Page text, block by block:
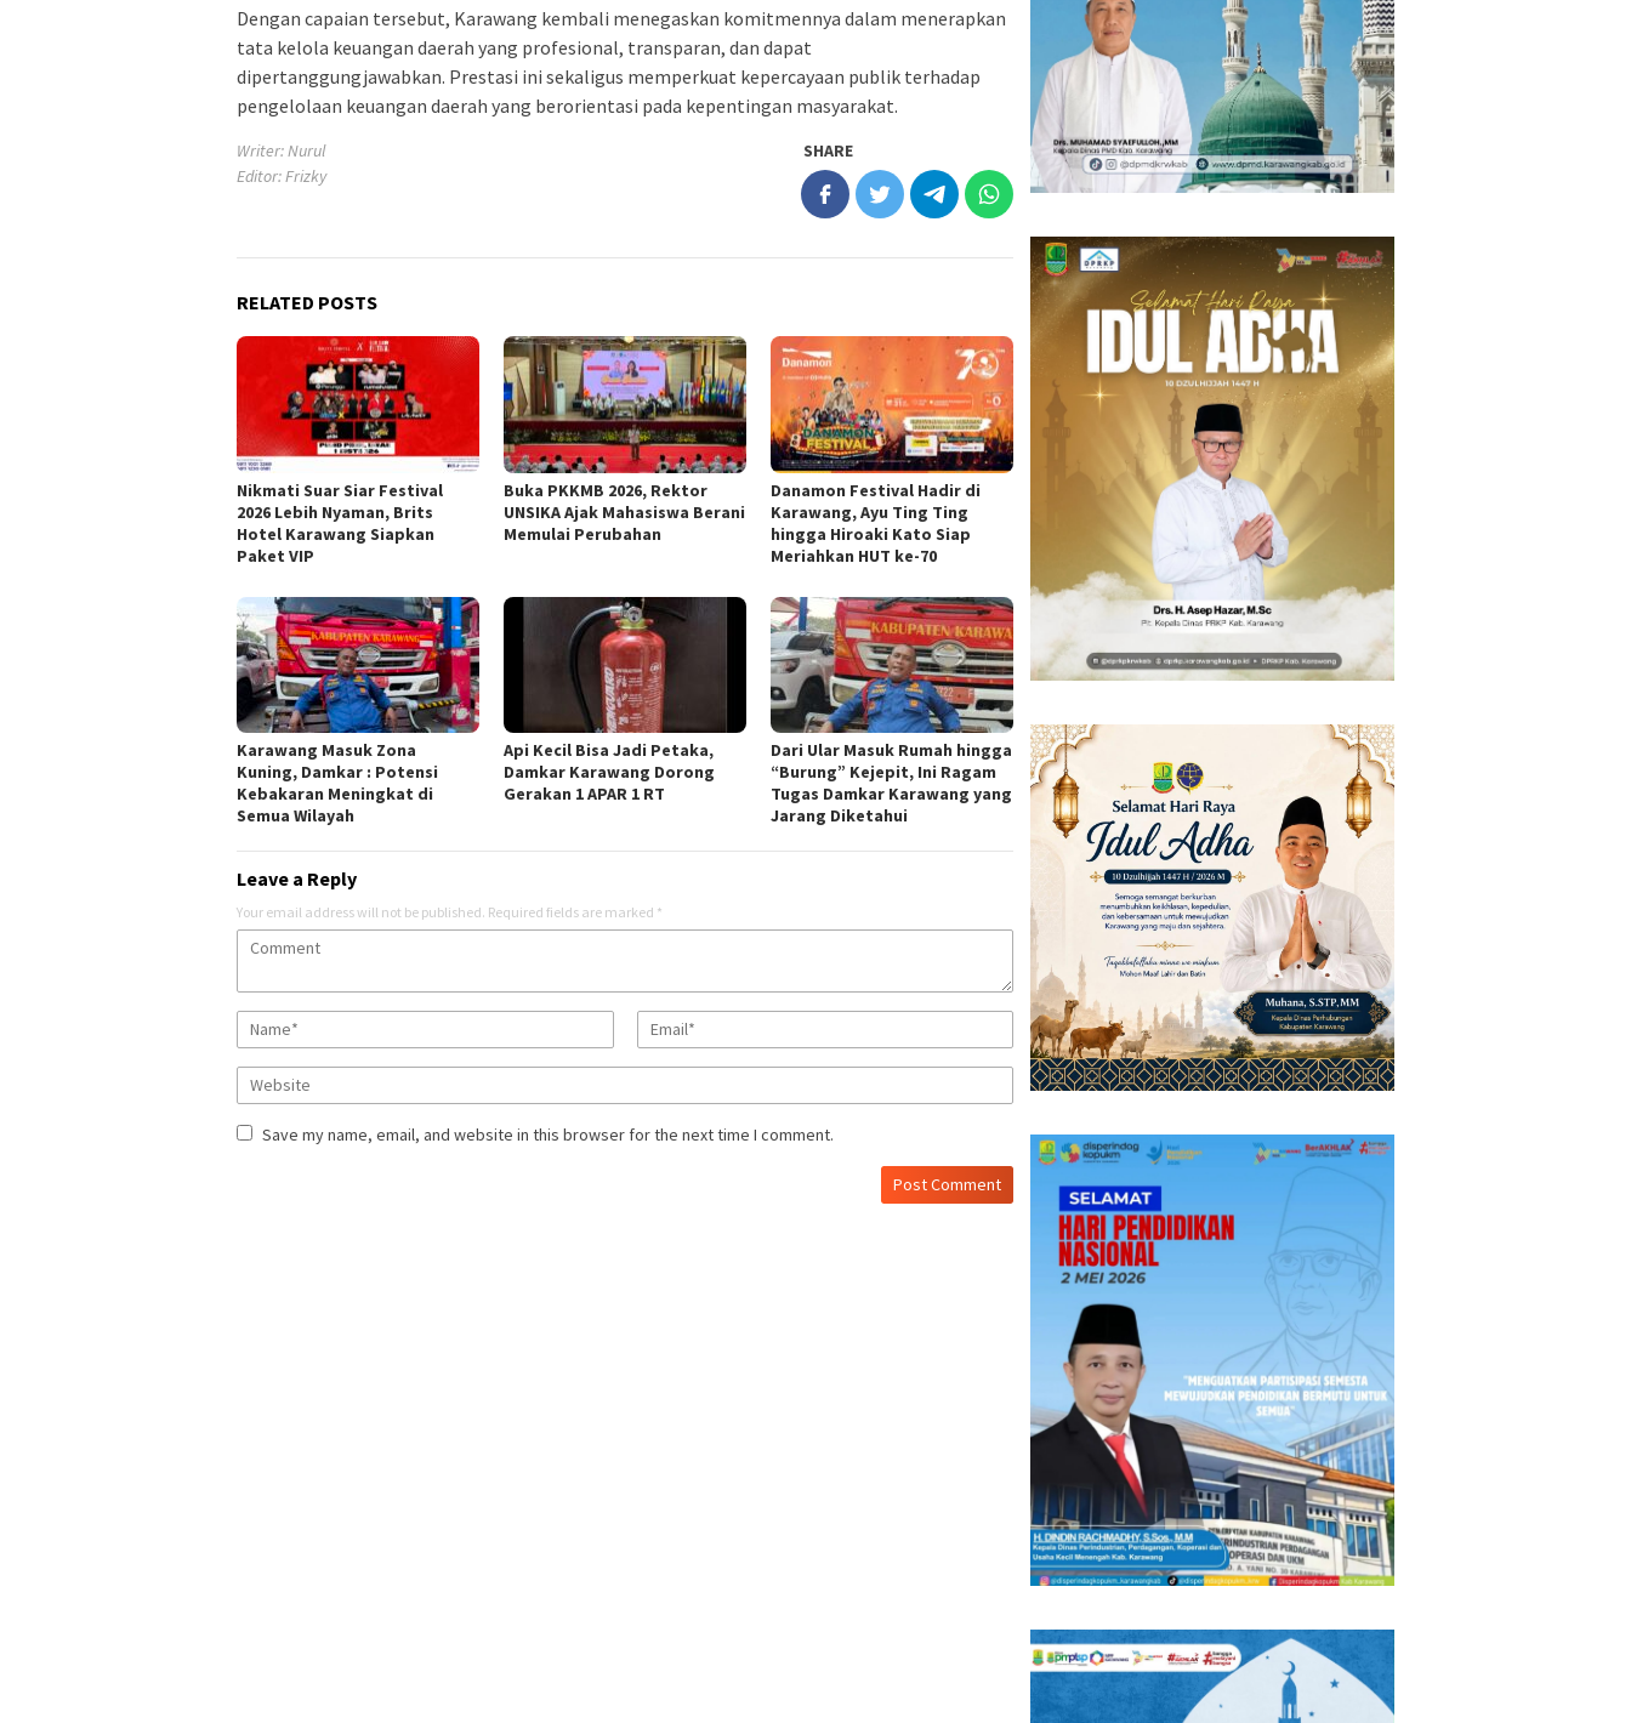
Dengan capaian tersebut, Karawang kembali menegaskan komitmennya dalam menerapkan
tata kelola keuangan daerah yang profesional, transparan, dan dapat
dipertanggungjawabkan. Prestasi ini sekaligus memperkuat kepercayaan publik terhadap
pengelolaan keuangan daerah yang berorientasi pada kepentingan masyarakat.
Writer: Nurul
Editor: Frizky
SHARE
RELATED POSTS
Nikmati Suar Siar Festival
2026 Lebih Nyaman, Brits
Hotel Karawang Siapkan
Paket VIP
Buka PKKMB 2026, Rektor
UNSIKA Ajak Mahasiswa Berani
Memulai Perubahan
Danamon Festival Hadir di
Karawang, Ayu Ting Ting
hingga Hiroaki Kato Siap
Meriahkan HUT ke-70
Karawang Masuk Zona
Kuning, Damkar : Potensi
Kebakaran Meningkat di
Semua Wilayah
Api Kecil Bisa Jadi Petaka,
Damkar Karawang Dorong
Gerakan 1 APAR 1 RT
Dari Ular Masuk Rumah hingga
“Burung” Kejepit, Ini Ragam
Tugas Damkar Karawang yang
Jarang Diketahui
Leave a Reply
Your email address will not be published. Required fields are marked *
Save my name, email, and website in this browser for the next time I comment.